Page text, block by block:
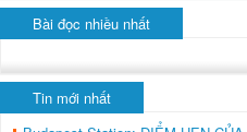
Bài đọc nhiều nhất
Tin mới nhất